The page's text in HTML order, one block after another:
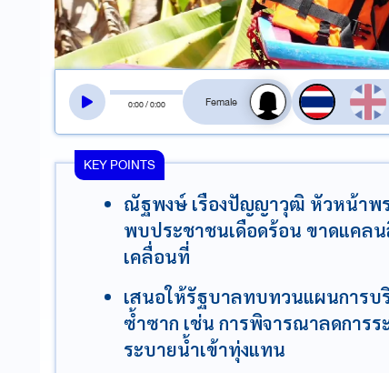
0:00/0:00
สลับเสียงอ่าน
KEY POINTS
ณัฐพงษ์ เรืองปัญญาวุฒิ หัวหน้าพ
พบประชาชนเดือดร้อน ขาดแคล
เคลื่อนที่
เสนอให้รัฐบาลทบทวนแผนการบ
ซ้ำซาก เช่น การพิจารณาลดการร
ระบายน้ำเข้าทุ่งแทน